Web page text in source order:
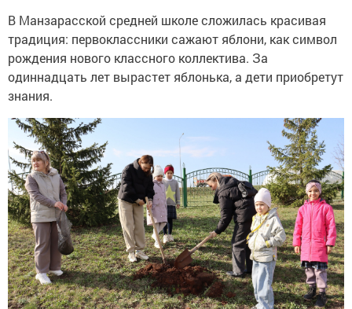
В Манзарасской средней школе сложилась красивая
традиция: первоклассники сажают яблони, как символ
рождения нового классного коллектива. За
одиннадцать лет вырастет яблонька, а дети приобретут
знания.